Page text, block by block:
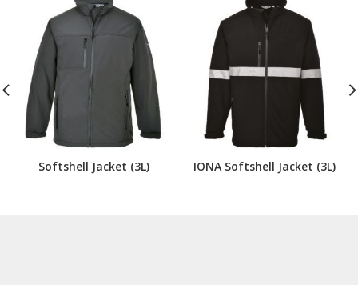
Softshell Jacket (3L) IONA Softshell Jacket (3L)